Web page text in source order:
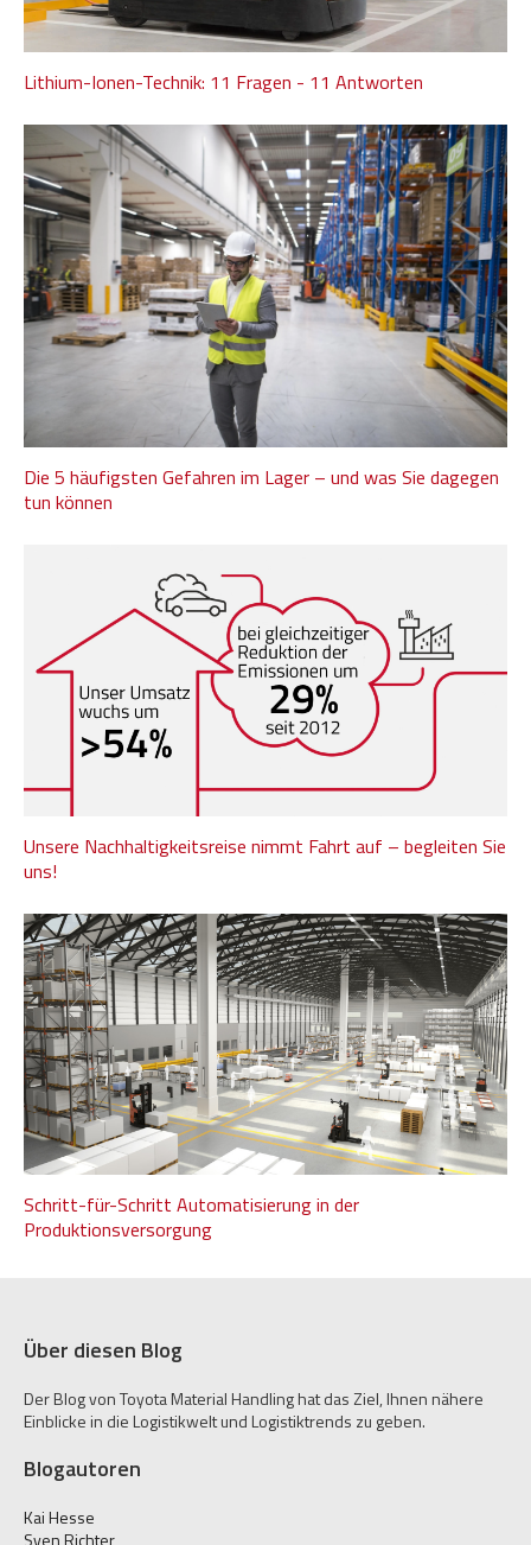
Lithium-Ionen-Technik: 11 Fragen - 11 Antworten
Die 5 häufigsten Gefahren im Lager – und was Sie dagegen
tun können
Unsere Nachhaltigkeitsreise nimmt Fahrt auf – begleiten Sie
uns!
Schritt-für-Schritt Automatisierung in der
Produktionsversorgung
Über diesen Blog
Der Blog von Toyota Material Handling hat das Ziel, Ihnen nähere
Einblicke in die Logistikwelt und Logistiktrends zu geben.
Blogautoren
Kai Hesse
Sven Richter